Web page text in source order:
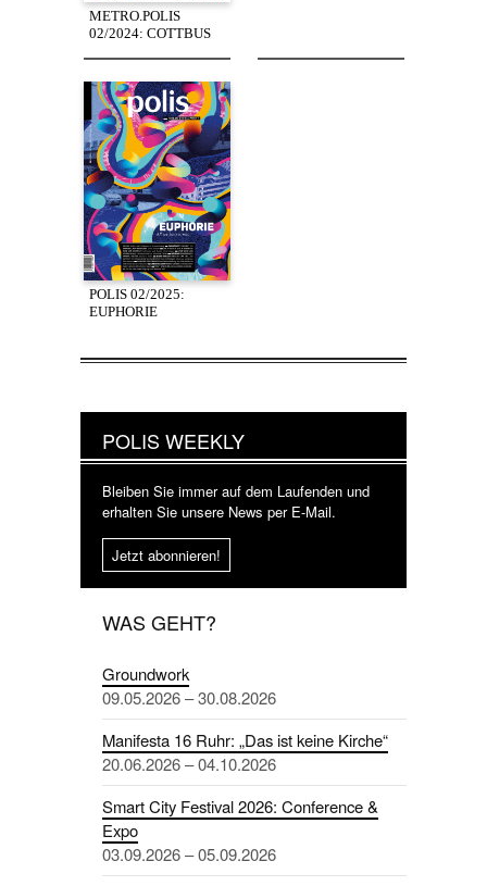
METRO.POLIS
02/2024: COTTBUS
POLIS 02/2025:
EUPHORIE
POLIS WEEKLY
Bleiben Sie immer auf dem Laufenden und
erhalten Sie unsere News per E-Mail.
Jetzt abonnieren!
WAS GEHT?
Groundwork
09.05.2026 – 30.08.2026
Manifesta 16 Ruhr: „Das ist keine Kirche“
20.06.2026 – 04.10.2026
Smart City Festival 2026: Conference &
Expo
03.09.2026 – 05.09.2026